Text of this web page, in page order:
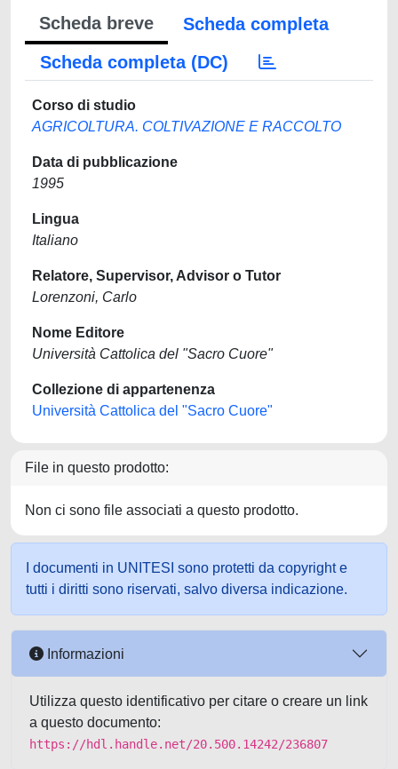
Scheda breve
Scheda completa
Scheda completa (DC)
Corso di studio
AGRICOLTURA. COLTIVAZIONE E RACCOLTO
Data di pubblicazione
1995
Lingua
Italiano
Relatore, Supervisor, Advisor o Tutor
Lorenzoni, Carlo
Nome Editore
Università Cattolica del "Sacro Cuore"
Collezione di appartenenza
Università Cattolica del "Sacro Cuore"
File in questo prodotto:
Non ci sono file associati a questo prodotto.
I documenti in UNITESI sono protetti da copyright e
tutti i diritti sono riservati, salvo diversa indicazione.
Informazioni
Utilizza questo identificativo per citare o creare un link
a questo documento:
https://hdl.handle.net/20.500.14242/236807